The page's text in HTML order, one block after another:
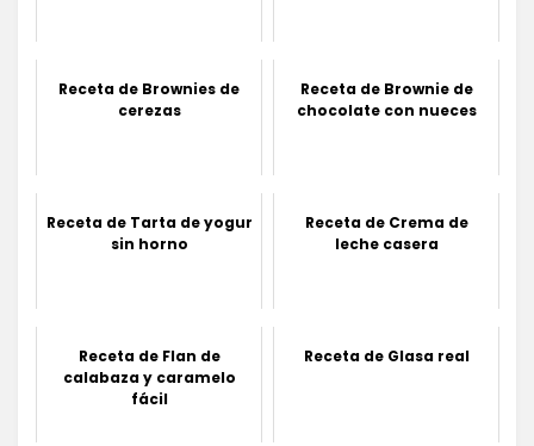
Receta de Brownies de
cerezas
Receta de Brownie de
chocolate con nueces
Receta de Tarta de yogur
sin horno
Receta de Crema de
leche casera
Receta de Flan de
calabaza y caramelo
fácil
Receta de Glasa real